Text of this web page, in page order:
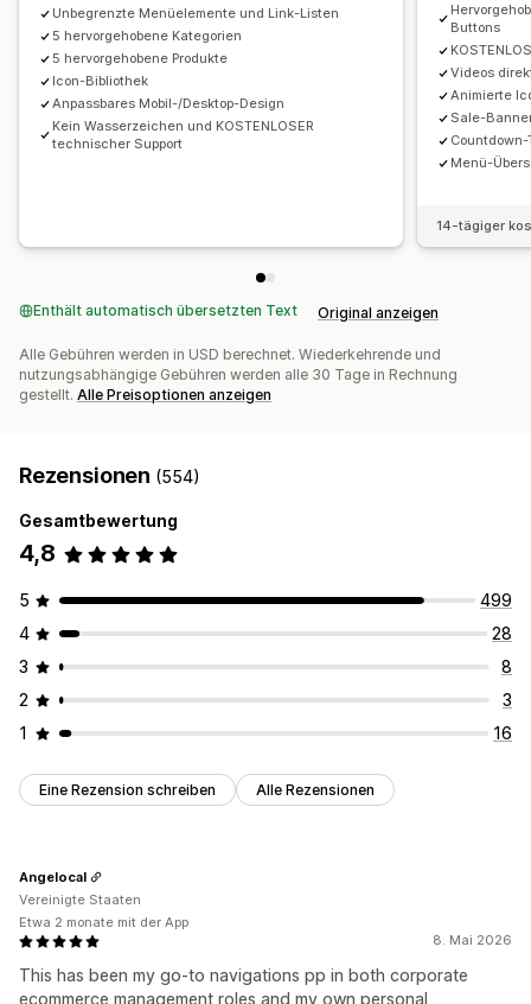
Unbegrenzte Menüelemente und Link-Listen
5 hervorgehobene Kategorien
5 hervorgehobene Produkte
Icon-Bibliothek
Anpassbares Mobil-/Desktop-Design
Kein Wasserzeichen und KOSTENLOSER
technischer Support
Buttons
Videos
Animierte
Sale-
Menü-
14-tägiger
Enthält automatisch übersetzten Text Original anzeigen
Alle Gebühren werden in USD berechnet. Wiederkehrende und
nutzungsabhängige Gebühren werden alle 30 Tage in Rechnung
gestellt. Alle Preisoptionen anzeigen
Rezensionen (554)
Gesamtbewertung
4,8
5
499
4
28
3
8
2
3
1
16
Eine Rezension schreiben Alle Rezensionen
8. Mai 2026
This has been my go-to navigations pp in both corporate
ecommerce management roles and my own personal
Angelocal
Vereinigte Staaten
Etwa 2 monate mit der App